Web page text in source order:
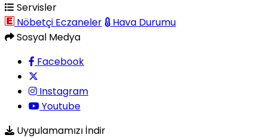
Servisler
Nöbetçi Eczaneler
Hava Durumu
Sosyal Medya
Facebook
Instagram
Youtube
Uygulamamızı İndir